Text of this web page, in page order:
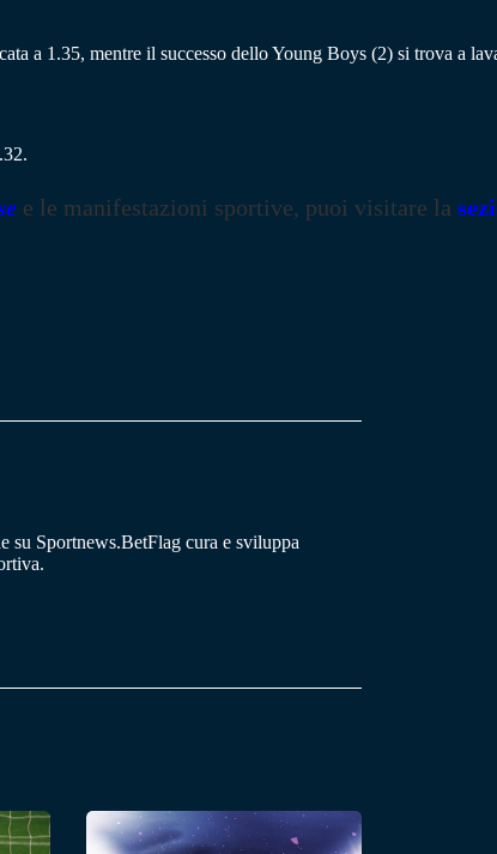
a 1.35, mentre il successo dello Young Boys (2) si trova a
e le manifestazioni sportive, puoi visitare la
su Sportnews.BetFlag cura e sviluppa